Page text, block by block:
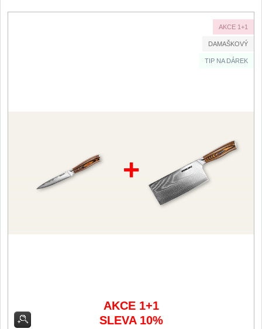
Steakové nože
AKCE 1+1
DAMAŠKOVÝ
TIP NA DÁREK
+
AKCE 1+1
SLEVA 10%